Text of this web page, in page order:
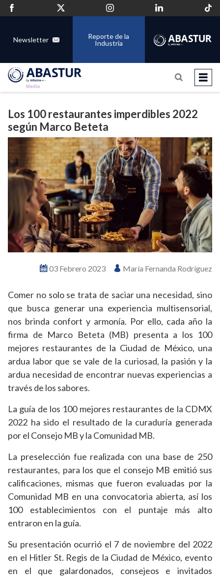
Newsletter
Reporte de la
Industria
Los 100 restaurantes imperdibles 2022
según Marco Beteta
03 Febrero 2023 María Fernanda Rodríguez
Comer no solo se trata de saciar una necesidad, sino
que busca generar una experiencia multisensorial,
nos brinda confort y armonía. Por ello, cada año la
firma de Marco Beteta (MB) presenta a los 100
mejores restaurantes de la Ciudad de México, una
ardua labor que se vale de la curiosad, la pasión y la
ardua necesidad de encontrar nuevas experiencias a
través de los sabores.
La guía de los 100 mejores restaurantes de la CDMX
2022 ha sido el resultado de la curaduría generada
por el Consejo MB y la Comunidad MB.
La preselección fue realizada con una base de 250
restaurantes, para los que el consejo MB emitió sus
calificaciones, mismas que fueron evaluadas por la
Comunidad MB en una convocatoria abierta, así los
100 establecimientos con el puntaje más alto
entraron en la guía.
Su presentación ocurrió el 7 de noviembre del 2022
en el Hitler St. Regis de la Ciudad de México, evento
en el que galardonados, consejeos e invitados